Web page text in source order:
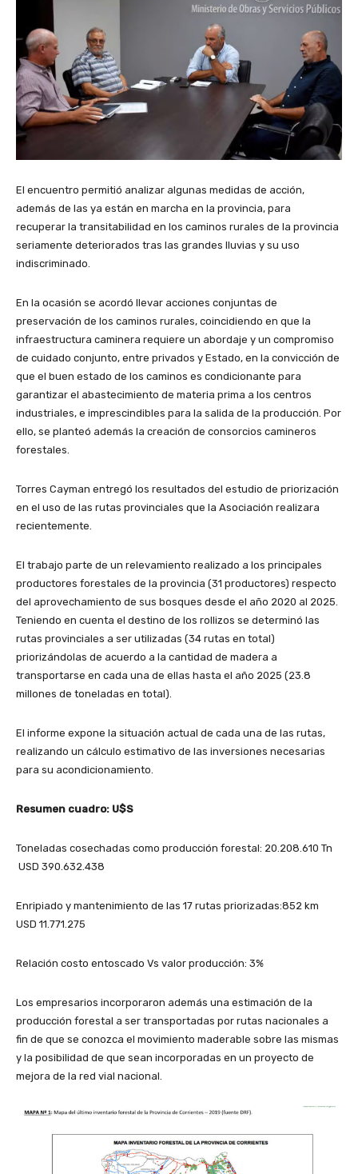
El encuentro permitió analizar algunas medidas de acción,
además de las ya están en marcha en la provincia, para
recuperar la transitabilidad en los caminos rurales de la provincia
seriamente deteriorados tras las grandes lluvias y su uso
indiscriminado.
En la ocasión se acordó llevar acciones conjuntas de
preservación de los caminos rurales, coincidiendo en que la
infraestructura caminera requiere un abordaje y un compromiso
de cuidado conjunto, entre privados y Estado, en la convicción de
que el buen estado de los caminos es condicionante para
garantizar el abastecimiento de materia prima a los centros
industriales, e imprescindibles para la salida de la producción. Por
ello, se planteó además la creación de consorcios camineros
forestales.
Torres Cayman entregó los resultados del estudio de priorización
en el uso de las rutas provinciales que la Asociación realizara
recientemente.
El trabajo parte de un relevamiento realizado a los principales
productores forestales de la provincia (31 productores) respecto
del aprovechamiento de sus bosques desde el año 2020 al 2025.
Teniendo en cuenta el destino de los rollizos se determinó las
rutas provinciales a ser utilizadas (34 rutas en total)
priorizándolas de acuerdo a la cantidad de madera a
transportarse en cada una de ellas hasta el año 2025 (23.8
millones de toneladas en total).
El informe expone la situación actual de cada una de las rutas,
realizando un cálculo estimativo de las inversiones necesarias
para su acondicionamiento.
Resumen cuadro: U$S
Toneladas cosechadas como producción forestal: 20.208.610 Tn
USD 390.632.438
Enripiado y mantenimiento de las 17 rutas priorizadas:852 km
USD 11.771.275
Relación costo entoscado Vs valor producción: 3%
Los empresarios incorporaron además una estimación de la
producción forestal a ser transportadas por rutas nacionales a
fin de que se conozca el movimiento maderable sobre las mismas
y la posibilidad de que sean incorporadas en un proyecto de
mejora de la red vial nacional.